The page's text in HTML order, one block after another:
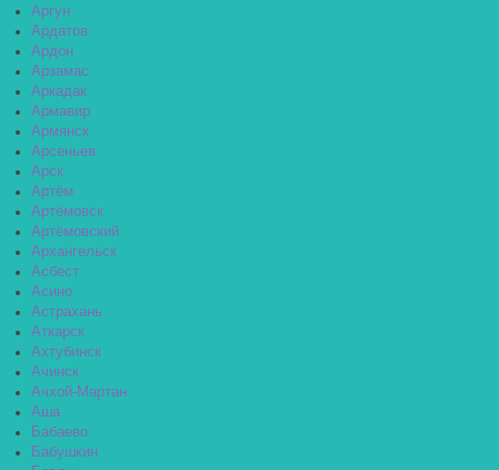
Аргун
Ардатов
Ардон
Арзамас
Аркадак
Армавир
Армянск
Арсеньев
Арск
Артём
Артёмовск
Артёмовский
Архангельск
Асбест
Асино
Астрахань
Аткарск
Ахтубинск
Ачинск
Ачхой-Мартан
Аша
Бабаево
Бабушкин